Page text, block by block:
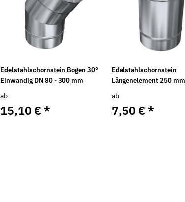
Edelstahlschornstein Bogen 30°
Einwandig DN 80 - 300 mm
ab
15,10 € *
Edelstahlschornstein
Längenelement 250 mm
ab
7,50 € *